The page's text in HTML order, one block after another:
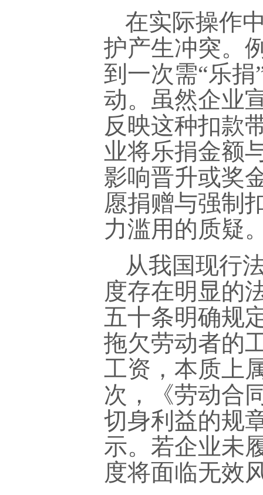
在实际操作
护产生冲突。
到一次需“乐
动。虽然企业
反映这种扣款
业将乐捐金额
影响晋升或奖
愿捐赠与强制
力滥用的质疑
从我国现行
度存在明显的
五十条明确规
拖欠劳动者的
工资，本质上
次，《劳动合
切身利益的规
示。若企业未
度将面临无效